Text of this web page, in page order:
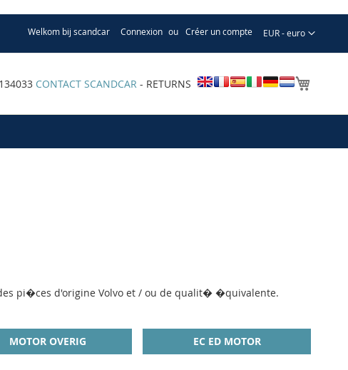
Devise
EUR - euro
Welkom bij scandcar Connexion Créer un compte
CONTACT SCANDCAR - RETURNS
pi�ces d'origine Volvo et / ou de qualit� �quivalente.
MOTOR OVERIG EC ED MOTOR